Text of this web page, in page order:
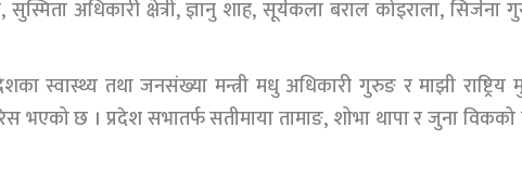
अधिकारी क्षेत्री, ज्ञानु शाह, सूर्यकला बराल कोइराला, सिर्जना
स्वास्थ्य तथा जनसंख्या मन्त्री मधु अधिकारी गुरुङ र माझी राष्ट्रिय
भएको छ । प्रदेश सभातर्फ सतीमाया तामाङ, शोभा थापा र जुना विकको